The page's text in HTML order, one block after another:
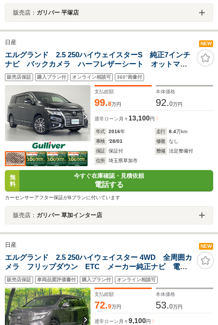
販売店： ガリバー 平塚店
日産 NEW
エルグランド 2.5 250ハイウェイスターS 純正7インチ
ナビ バックカメラ ハーフレザーシート オットマ
ン 片側パワースライドドア LEDヘッドライト オー
トライト 純正18インチアルミホイール 前後コーナー
センサー クルーズコントロール
販売店保証 購入プラン付 オンライン相談可 360°画像付
支払総額
99.8万円
本体価格
92.0万円
通常ローン 月々 13,100円
年式 2016年 走行 8.4万km
車検
'28/01 修復
なし
保証
保証付 整備
法定整備付
住所
埼玉県草加市
無
料
今すぐ在庫確認・見積依頼
電話する
カーセンサーアフター保証がBプランに付いています
販売店： ガリバー 草加インター店
日産 NEW
エルグランド 2.5 250ハイウェイスター 4WD 全周囲カ
メラ フリップダウン ETC メーカー純正ナビ 電動
スライドドア 禁煙車 Bluetooth ドライブレコーダ
ー リヤオートエアコン スマートキー ステアリング
スイッチ オートライト
販売店保証 車両品質評価書付 購入プラン付 オンライン相談可
支払総額
72.9万円
本体価格
53.0万円
通常ローン 月々9,100円